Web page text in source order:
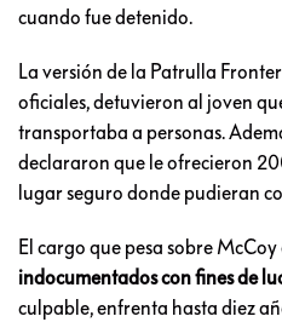
cuando fue detenido.
La versión de la Patrulla
oficiales, detuvieron al joven
transportaba a personas.
declararon que le ofrecieron
lugar seguro donde pudieran
El cargo que pesa sobre McCoy
indocumentados con fines de
culpable, enfrenta hasta diez